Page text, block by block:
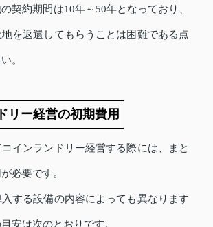
契約期間は10年～50年となっており、
を返還してもらうことは困難である点
。
リー経営の初期費用
インランドリー経営する際には、まと
必要です。
する設備の内容によっても異なります
安は次のとおりです。